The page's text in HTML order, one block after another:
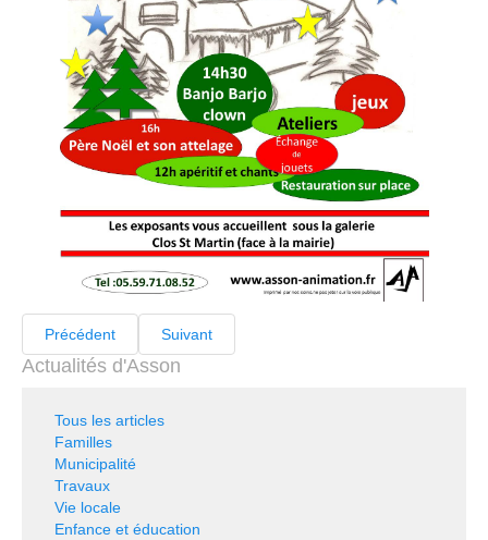
Précédent Suivant
Actualités d'Asson
Tous les articles
Familles
Municipalité
Travaux
Vie locale
Enfance et éducation